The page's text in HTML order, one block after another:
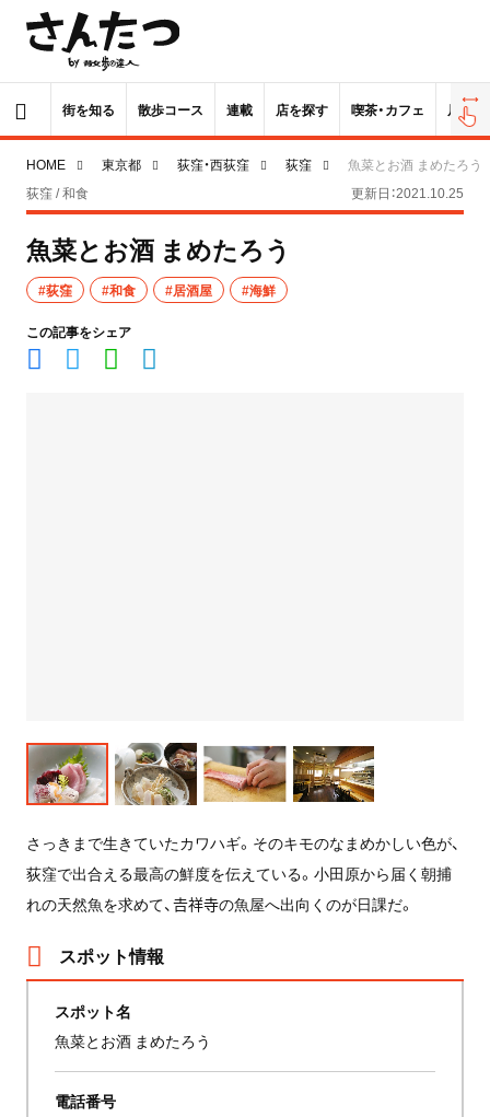
街を知る 散歩コース 連載 店を探す 喫茶・カフェ 居酒屋
HOME 東京都 荻窪・西荻窪 荻窪
魚菜とお酒 まめたろう
荻窪 / 和食
更新日：2021.10.25
魚菜とお酒 まめたろう
#荻窪 #和食 #居酒屋 #海鮮
この記事をシェア
さっきまで生きていたカワハギ。そのキモのなまめかしい色が、
荻窪で出合える最高の鮮度を伝えている。小田原から届く朝捕
れの天然魚を求めて、𠮷祥寺の魚屋へ出向くのが日課だ。
スポット情報
スポット名
魚菜とお酒 まめたろう
電話番号